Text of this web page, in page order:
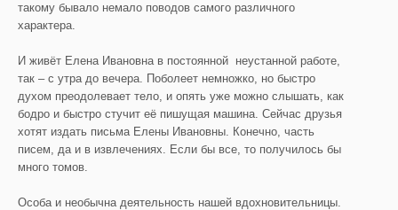
такому бывало немало поводов самого различного
характера.
И живёт Елена Ивановна в постоянной неустанной работе,
так – с утра до вечера. Поболеет немножко, но быстро
духом преодолевает тело, и опять уже можно слышать, как
бодро и быстро стучит её пишущая машина. Сейчас друзья
хотят издать письма Елены Ивановны. Конечно, часть
писем, да и в извлечениях. Если бы все, то получилось бы
много томов.
Особа и необычна деятельность нашей вдохновительницы.